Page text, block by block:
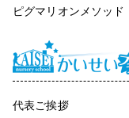
ピグマリオンメソッド
代表ご挨拶